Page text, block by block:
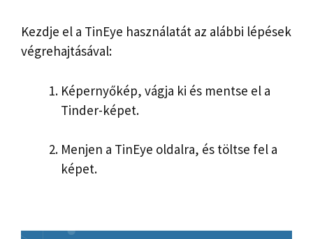
Kezdje el a TinEye használatát az alábbi lépések
végrehajtásával:
Képernyőkép, vágja ki és mentse el a
Tinder-képet.
Menjen a TinEye oldalra, és töltse fel a
képet.